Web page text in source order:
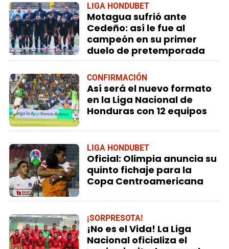
LIGA HONDUBET
Motagua sufrió ante
Cedeño: así le fue al
campeón en su primer
duelo de pretemporada
CONFIRMACIÓN
Así será el nuevo formato
en la Liga Nacional de
Honduras con 12 equipos
LIGA HONDUBET
Oficial: Olimpia anuncia su
quinto fichaje para la
Copa Centroamericana
¡SORPRESOTA!
¡No es el Vida! La Liga
Nacional oficializa el